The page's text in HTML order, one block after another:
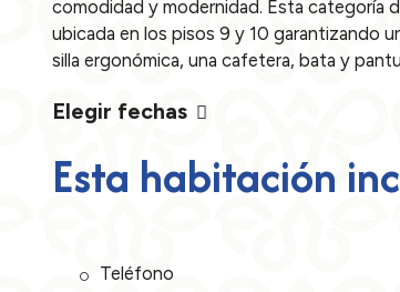
comodidad y modernidad. Esta categoría
ubicada en los pisos 9 y 10 garantizando
silla ergonómica, una cafetera, bata y
Elegir fechas
Esta habitación
Teléfono